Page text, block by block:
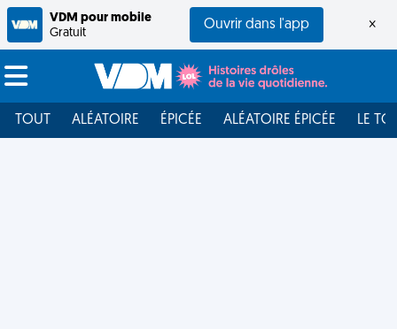
VDM pour mobile
Gratuit
Ouvrir dans l'app ×
TOUT ALÉATOIRE ÉPICÉE ALÉATOIRE ÉPICÉE LE